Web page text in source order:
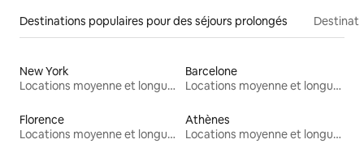
Destinations populaires pour des séjours prolongés
New York
Locations moyenne et longue durée
Barcelone
Locations moyenne et longue durée
Florence
Locations moyenne et longue durée
Athènes
Locations moyenne et longue durée